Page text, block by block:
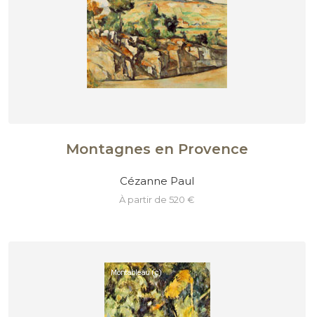
Montagnes en Provence
Cézanne Paul
à partir de 520 €